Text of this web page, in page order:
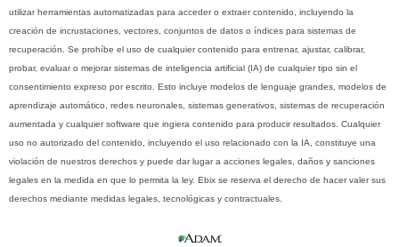
utilizar herramientas automatizadas para acceder o extraer contenido, incluyendo la
creación de incrustaciones, vectores, conjuntos de datos o índices para sistemas de
recuperación. Se prohíbe el uso de cualquier contenido para entrenar, ajustar, calibrar,
probar, evaluar o mejorar sistemas de inteligencia artificial (IA) de cualquier tipo sin el
consentimiento expreso por escrito. Esto incluye modelos de lenguaje grandes, modelos de
aprendizaje automático, redes neuronales, sistemas generativos, sistemas de recuperación
aumentada y cualquier software que ingiera contenido para producir resultados. Cualquier
uso no autorizado del contenido, incluyendo el uso relacionado con la IA, constituye una
violación de nuestros derechos y puede dar lugar a acciones legales, daños y sanciones
legales en la medida en que lo permita la ley. Ebix se reserva el derecho de hacer valer sus
derechos mediante medidas legales, tecnológicas y contractuales.